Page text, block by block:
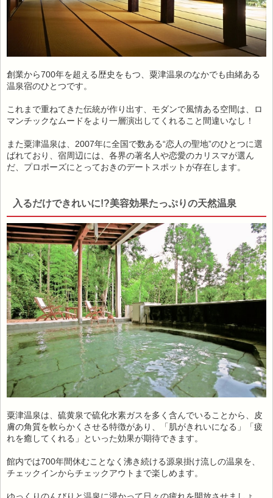
創業から700年を超える歴史をもつ、粟津温泉のなかでも由緒ある
温泉宿のひとつです。
これまで重ねてきた伝統が作り出す、モダンで風情ある空間は、ロ
マンチックなムードをより一層演出してくれること間違いなし！
また粟津温泉は、2007年に全国で数ある“恋人の聖地”のひとつに選
ばれており、宿周辺には、各界の著名人や恋愛のカリスマが選ん
だ、プロポーズにとっておきのデートスポットが存在します。
入るだけできれいに!?美容効果たっぷりの天然温泉
粟津温泉は、硫黄泉で硫化水素ガスを多く含んでいることから、皮
膚の角質を軟らかくさせる特徴があり、「肌がきれいになる」「疲
れを癒してくれる」といった効果が期待できます。
館内では700年間休むことなく沸き続ける源泉掛け流しの温泉を、
チェックインからチェックアウトまで楽しめます。